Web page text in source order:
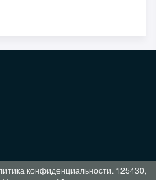
конфиденциальности. 125430,